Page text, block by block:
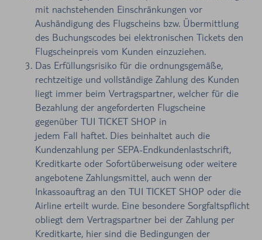
mit nachstehenden Einschränkungen vor
Aushändigung des Flugscheins bzw. Übermittlung
des Buchungscodes bei elektronischen Tickets den
Flugscheinpreis vom Kunden einzuziehen.
Das Erfüllungsrisiko für die ordnungsgemäße,
rechtzeitige und vollständige Zahlung des Kunden
liegt immer beim Vertragspartner, welcher für die
Bezahlung der angeforderten Flugscheine
gegenüber TUI TICKET SHOP in
jedem Fall haftet. Dies beinhaltet auch die
Kundenzahlung per SEPA-Endkundenlastschrift,
Kreditkarte oder Sofortüberweisung oder weitere
angebotene Zahlungsmittel, auch wenn der
Inkassoauftrag an den TUI TICKET SHOP oder die
Airline erteilt wurde. Eine besondere Sorgfaltspflicht
obliegt dem Vertragspartner bei der Zahlung per
Kreditkarte, hier sind die Bedingungen der